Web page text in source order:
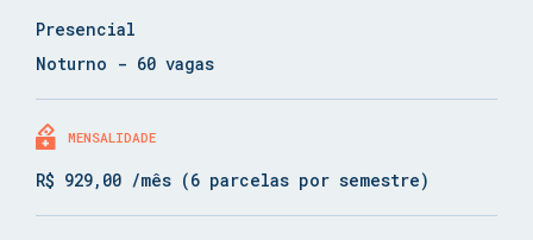
Presencial
Noturno - 60 vagas
MENSALIDADE
R$ 929,00 /mês (6 parcelas por semestre)